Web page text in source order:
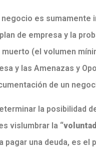
negocio es
de empresa y la
(el volumen
y las Amenazas y
de un
la posibilidad
vislumbrar la
pagar una deuda, es